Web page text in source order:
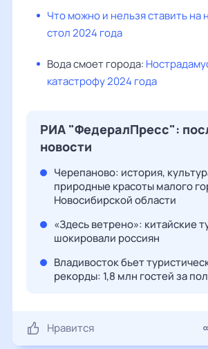
Что можно и нельзя ставить на
стол 2024 года
Вода смоет города:
катастрофу 2024 года
РИА "ФедералПресс":
новости
Черепаново: история,
природные красоты малого
Новосибирской области
«Здесь ветрено»: китайские
шокировали россиян
Владивосток бьет
рекорды: 1,8 млн гостей за
Нравится